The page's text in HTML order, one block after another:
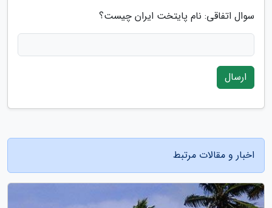
سوال اتفاقی: نام پایتخت ایران چیست؟
ارسال
اخبار و مقالات مرتبط